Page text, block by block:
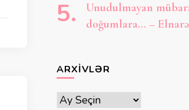
Unudulmayan
doğumlara… –
ARXIVLƏR
Arxivlər